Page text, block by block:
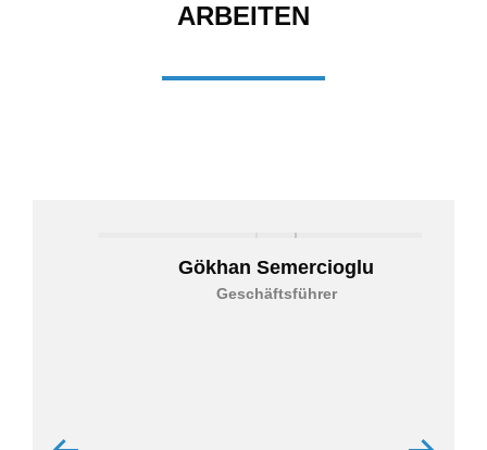
ARBEITEN
Gökhan Semercioglu
Geschäftsführer